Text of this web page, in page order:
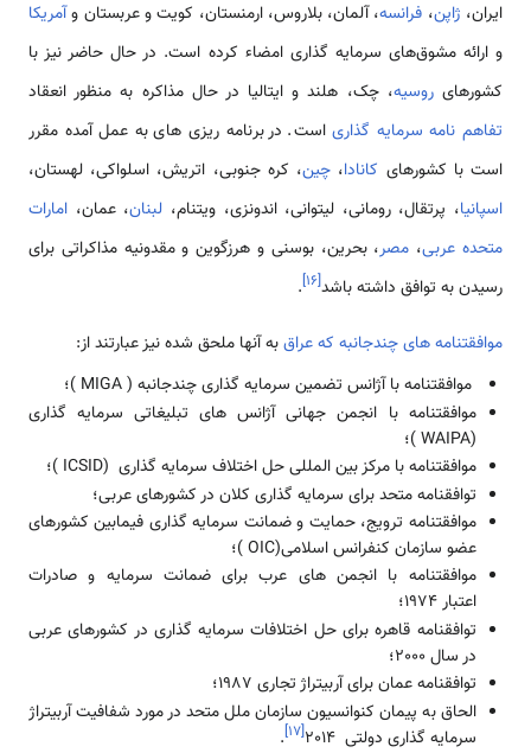
ایران، ژاپن، فرانسه، آلمان، بلاروس، ارمنستان، کویت و عربستان وآمریکا
و ارائه مشوق‌های سرمایه گذاری امضاء کرده است. در حال حاضر نیز با
کشورهایروسیه، چک، هلند و ایتالیا در حال مذاکره به منظور انعقاد
تفاهم نامه سرمایه گذاریاست. در برنامه ریزی های به عمل آمده مقرر
است با کشورهای کانادا، چین، کره جنوبی، اتریش، اسلواکی، لهستان،
اسپانیا، پرتقال، رومانی، لیتوانی، اندونزی، ویتنام، لبنان، عمان، امارات
متحده عربی، مصر، بحرین، بوسنی و هرزگوین و مقدونیه مذاکراتی برای
رسیدن به توافق داشته باشد[۱۶]
.
موافقتنامه های چندجانبه که عراقبه آنها ملحق شده نیز عبارتند از:
موافقتنامه با آژانس تضمین سرمایه گذاری چندجانبه ( MIGA )؛
موافقتنامه با انجمن جهانی آژانس های تبلیغاتی سرمایه گذاری
(WAIPA )؛
موافقتنامه با مرکز بین المللی حل اختلاف سرمایه گذاری (ICSID )؛
توافقنامه متحد برای سرمایه گذاری کلان در کشورهای عربی؛
موافقتنامه ترویج، حمایت و ضمانت سرمایه گذاری فیمابین کشورهای
عضو سازمان کنفرانس اسلامی(OIC )؛
موافقتنامه با انجمن های عرب برای ضمانت سرمایه و صادرات
اعتبار 1974؛
توافقنامه قاهره برای حل اختلافات سرمایه گذاری در کشورهای عربی
در سال 2000؛
توافقنامه عمان برای آربیتراژ تجاری 1987؛
الحاق به پیمان کنوانسیون سازمان ملل متحد در مورد شفافیت آربیتراژ
سرمایه گذاری دولتی 2014
[۱۷]
.